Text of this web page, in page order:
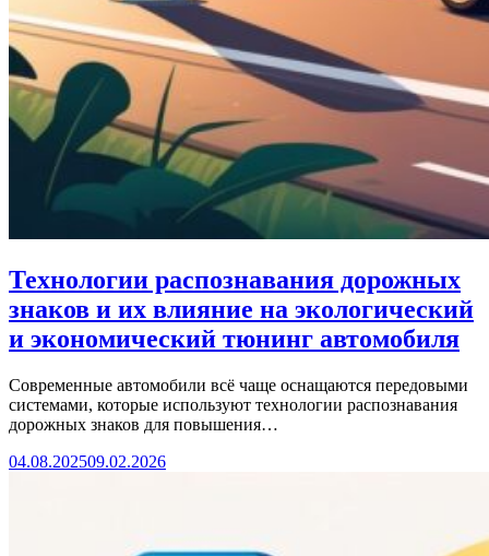
Технологии распознавания дорожных
знаков и их влияние на экологический
и экономический тюнинг автомобиля
Современные автомобили всё чаще оснащаются передовыми
системами, которые используют технологии распознавания
дорожных знаков для повышения…
04.08.202509.02.2026